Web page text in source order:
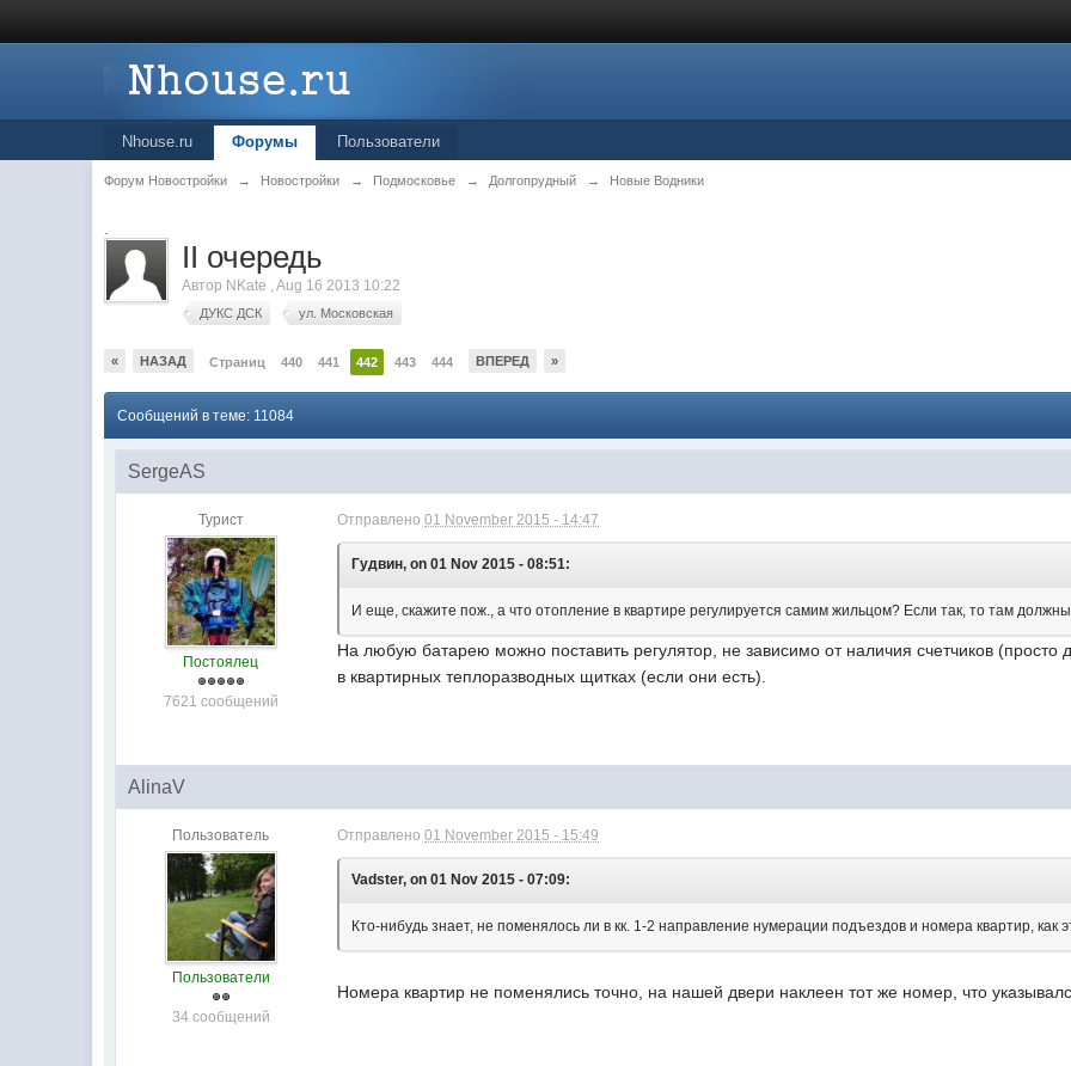
Nhouse.ru Форумы Пользователи
Форум Новостройки → Новостройки → Подмосковье → Долгопрудный → Новые Водники
.
II очередь
Автор NKate ,Aug 16 2013 10:22
ДУКС ДСК ул. Московская
« НАЗАД Страниц 440 441 442 443 444 ВПЕРЕД »
Сообщений в теме: 11084
SergeAS
Турист
Постоялец
7621 сообщений
Отправлено01 November 2015 - 14:47
Гудвин, on 01 Nov 2015 - 08:51:
И еще, скажите пож., а что отопление в квартире регулируется самим жильцом? Если так, то там
На любую батарею можно поставить регулятор, не зависимо от наличия счетчиков
в квартирных теплоразводных щитках (если они есть).
AlinaV
Пользователь
Пользователи
34 сообщений
Отправлено01 November 2015 - 15:49
Vadster, on 01 Nov 2015 - 07:09:
Кто-нибудь знает, не поменялось ли в кк. 1-2 направление нумерации подъездов и номера квартир,
Номера квартир не поменялись точно, на нашей двери наклеен тот же номер, что